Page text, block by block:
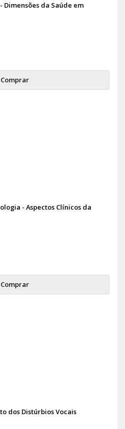
Dimensões da Saúde em
- Aspectos Clínicos da
dos Distúrbios Vocais